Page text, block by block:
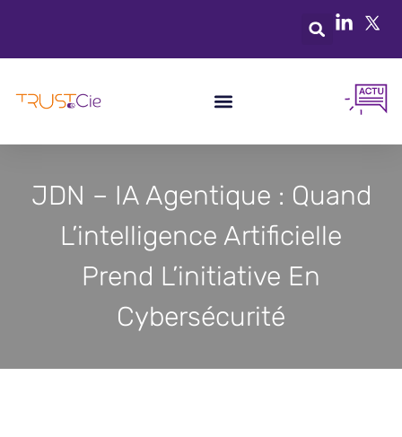
JDN – IA Agentique : Quand
L’intelligence Artificielle
Prend L’initiative En
Cybersécurité